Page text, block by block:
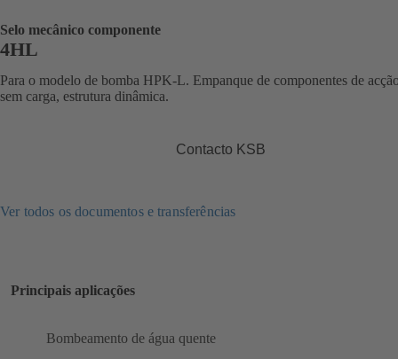
Selo mecânico componente
4HL
Para o modelo de bomba HPK-L. Empanque de componentes de
sem carga, estrutura dinâmica.
Contacto KSB
Ver todos os documentos e transferências
Principais aplicações
Bombeamento de água quente